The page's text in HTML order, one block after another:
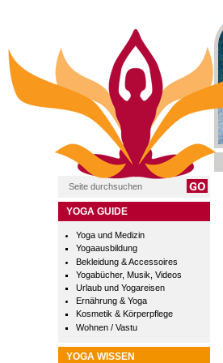
YOGA GUIDE
Yoga und Medizin
Yogaausbildung
Bekleidung & Accessoires
Yogabücher, Musik, Videos
Urlaub und Yogareisen
Ernährung & Yoga
Kosmetik & Körperpflege
Wohnen / Vastu
YOGA WISSEN